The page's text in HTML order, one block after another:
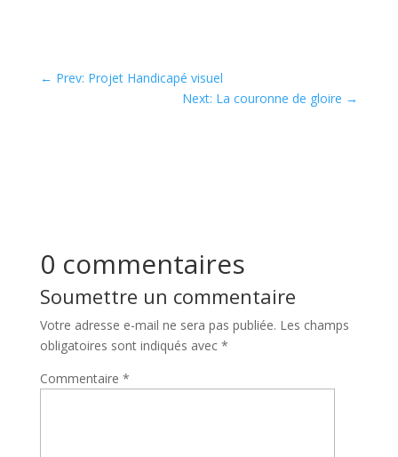
← Prev: Projet Handicapé visuel
Next: La couronne de gloire →
0 commentaires
Soumettre un commentaire
Votre adresse e-mail ne sera pas publiée. Les champs
obligatoires sont indiqués avec *
Commentaire *